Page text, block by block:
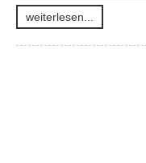
weiterlesen...